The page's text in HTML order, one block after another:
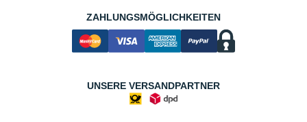
ZAHLUNGSMÖGLICHKEITEN
UNSERE VERSANDPARTNER